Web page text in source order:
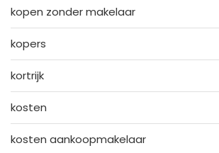
kopen zonder makelaar
kopers
kortrijk
kosten
kosten aankoopmakelaar